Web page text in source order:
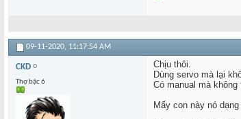
09-11-2020, 11:17:54 AM
CKD
Thợ bậc 6
Chịu thôi.
Dùng servo mà lại
Có manual mà
Mấy con này nó